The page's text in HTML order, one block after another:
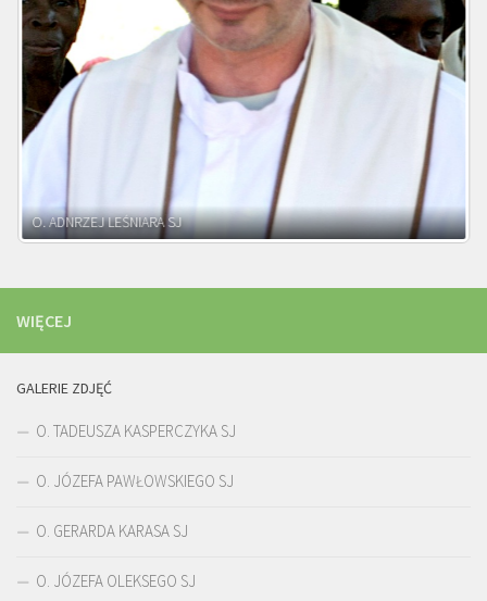
O. ADNRZEJ LEŚNIARA SJ
WIĘCEJ
GALERIE ZDJĘĆ
O. TADEUSZA KASPERCZYKA SJ
O. JÓZEFA PAWŁOWSKIEGO SJ
O. GERARDA KARASA SJ
O. JÓZEFA OLEKSEGO SJ